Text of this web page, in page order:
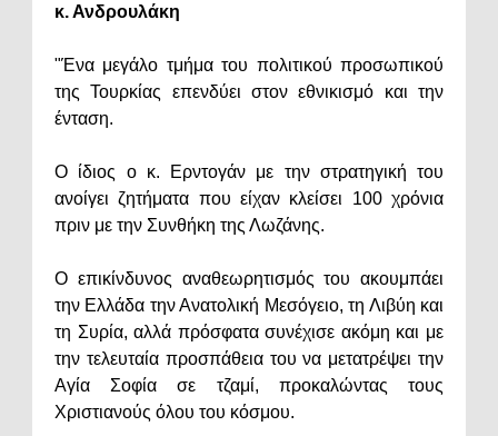
κ. Ανδρουλάκη
"Ένα μεγάλο τμήμα του πολιτικού προσωπικού
της Τουρκίας επενδύει στον εθνικισμό και την
ένταση.
Ο ίδιος ο κ. Ερντογάν με την στρατηγική του
ανοίγει ζητήματα που είχαν κλείσει 100 χρόνια
πριν με την Συνθήκη της Λωζάνης.
Ο επικίνδυνος αναθεωρητισμός του ακουμπάει
την Ελλάδα την Ανατολική Μεσόγειο, τη Λιβύη και
τη Συρία, αλλά πρόσφατα συνέχισε ακόμη και με
την τελευταία προσπάθεια του να μετατρέψει την
Αγία Σοφία σε τζαμί, προκαλώντας τους
Χριστιανούς όλου του κόσμου.